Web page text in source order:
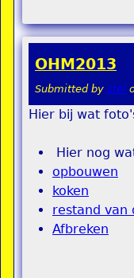
OHM2013
Submitted by stel
Hier bij wat
Hier nog
opbouwen
koken
restand van
Afbreken